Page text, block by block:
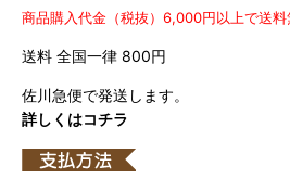
商品購入代金（税抜）6,000円以上で送料
送料 全国一律 800円
佐川急便で発送します。
詳しくはコチラ